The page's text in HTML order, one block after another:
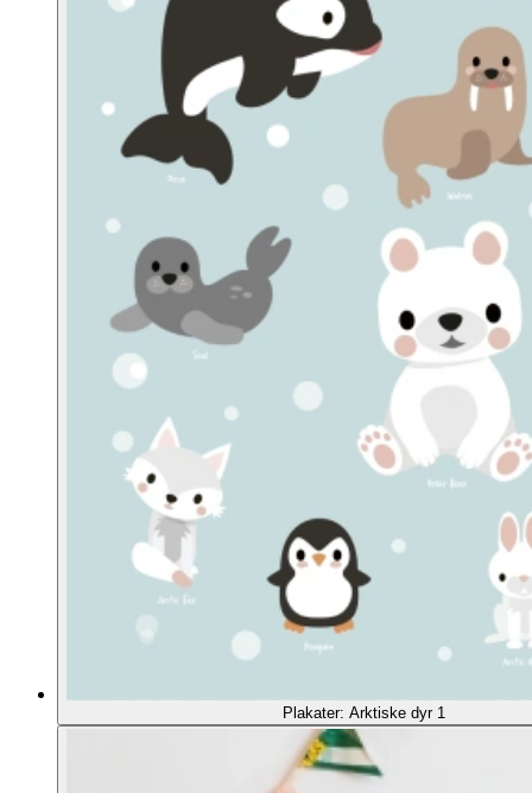
Plakater: Arktiske dyr 1